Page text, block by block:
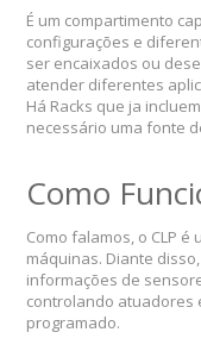
É um compartimento
configurações e
ser encaixados ou
atender diferentes
Há Racks que ja
necessário uma fonte
Como
Como falamos, o CLP
máquinas. Diante
informações de
controlando atuadores
programado.